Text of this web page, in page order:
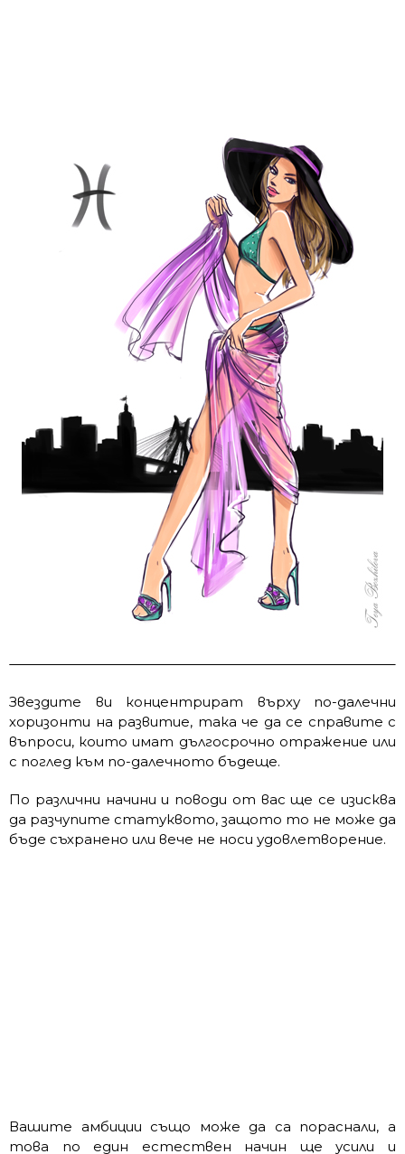
Звездите ви концентрират върху по-далечни
хоризонти на развитие, така че да се справите с
въпроси, които имат дългосрочно отражение или
с поглед към по-далечното бъдеще.
По различни начини и поводи от вас ще се изисква
да разчупите статуквото, защото то не може да
бъде съхранено или вече не носи удовлетворение.
Вашите амбиции също може да са пораснали, а
това по един естествен начин ще усили и